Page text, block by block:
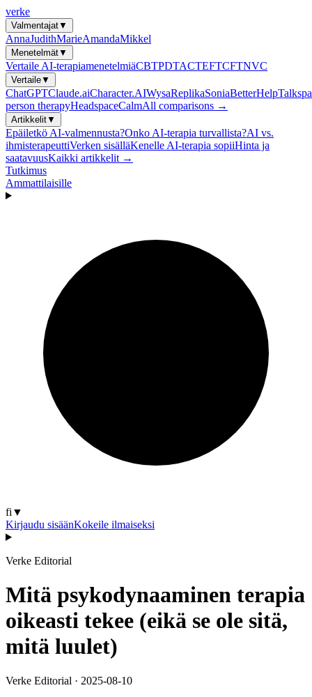
verke
Valmentajat▼
AnnaJudithMarieAmandaMikkel
Menetelmät▼
Vertaile AI-terapiamenetelmiäCBTPDTACTEFTCFTNVC
Vertaile▼
ChatGPTClaude.aiCharacter.AIWysaReplikaSoniaBetterHelp
person therapyHeadspaceCalmAll comparisons →
Artikkelit▼
Epäiletkö AI-valmennusta?Onko AI-terapia turvallista?AI vs.
ihmisterapeuttiVerken sisälläKenelle AI-terapia sopiiHinta ja
saatavuusKaikki artikkelit →
Tutkimus
Ammattilaisille
fi ▼
Kirjaudu sisäänKokeile ilmaiseksi
Verke Editorial
Mitä psykodynaaminen terapia
oikeasti tekee (eikä se ole sitä,
mitä luulet)
Verke Editorial · 2025-08-10